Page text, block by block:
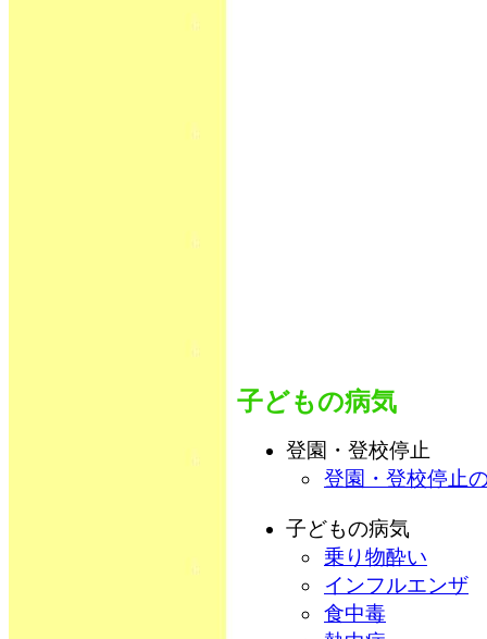
子どもの病気
登園・登校停止
登園・登校停止
子どもの病気
乗り物酔い
インフルエンザ
食中毒